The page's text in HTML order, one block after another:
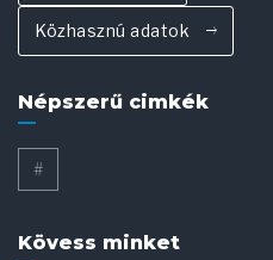
Közhasznú adatok
Népszerű cimkék
#
Kövess minket